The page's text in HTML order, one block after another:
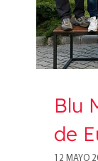
Blu
de
12 MAYO